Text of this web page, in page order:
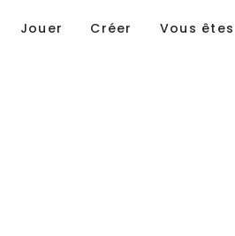
Jouer Créer Vous êtes